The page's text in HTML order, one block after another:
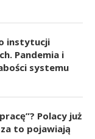
instytucji
Pandemia i
systemu
Polacy już
to pojawiają